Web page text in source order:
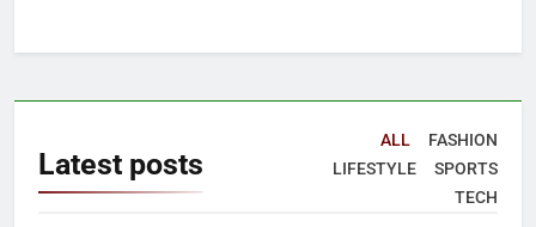
Latest posts
ALL
FASHION
LIFESTYLE
SPORTS
TECH